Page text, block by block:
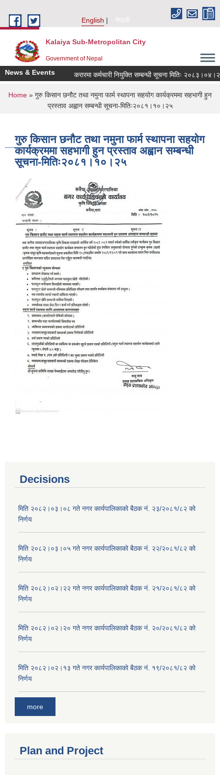
English
नेपाली
Kalaiya Sub-Metropolitan City
Government of Nepal
News & Events करारमा कर्मचारी नियुक्ति सम्बन्धी सूचना मितिः २०८३।०४।२१
You are here
Home » गुरु किसान छनौट तथा नमुना फार्म स्थापना सहयोग कार्यक्रममा सहभागी हुन
प्रस्ताव अह्वान सम्बन्धी सूचना-मितिः२०८१।१०।२५
गुरु किसान छनौट तथा नमुना फार्म स्थापना सहयोग
कार्यक्रममा सहभागी हुन प्रस्ताव अह्वान सम्बन्धी
सूचना-मितिः२०८१।१०।२५
Decisions
मिति २०८२।०३।०८ गते नगर कार्यपालिकाको बैठक नं. २३/२०८१/८२ को
निर्णय
मिति २०८२।०३।०५ गते नगर कार्यपालिकाको बैठक नं. २२/२०८१/८२ को
निर्णय
मिति २०८२।०२।२२ गते नगर कार्यपालिकाको बैठक नं. २१/२०८१/८२ को
निर्णय
मिति २०८२।०२।२० गते नगर कार्यपालिकाको बैठक नं. २०/२०८१/८२ को
निर्णय
मिति २०८२।०२।१३ गते नगर कार्यपालिकाको बैठक नं. १९/२०८१/८२ को
निर्णय
more
Plan and Project